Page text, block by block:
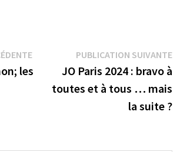
Publication
précédente :
les
PUBLICATION SUIVANTE
JO Paris 2024 : bravo à
toutes et à tous … mais
la suite ?